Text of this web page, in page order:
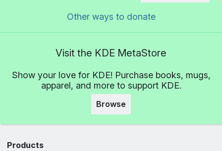
Other ways to donate
Visit the KDE MetaStore
Show your love for KDE! Purchase books, mugs,
apparel, and more to support KDE.
Browse
Products